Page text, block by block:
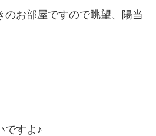
のお部屋ですので眺望、陽当
ですよ♪